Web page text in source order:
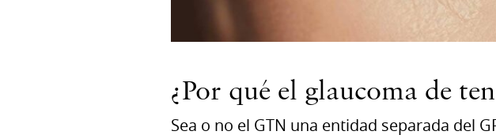
¿Por qué el glaucoma de
Sea o no el GTN una entidad separada del